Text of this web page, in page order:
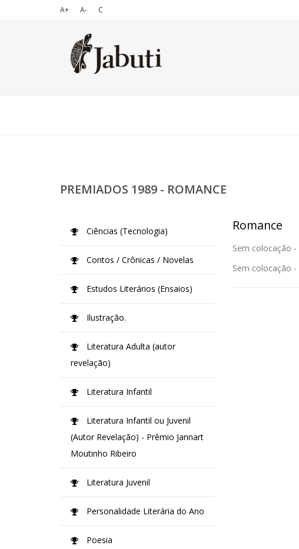
A+ A- C
PREMIADOS 1989 - ROMANCE
Romance
Sem colocação -
Sem colocação -
Ciências (Tecnologia)
Contos / Crônicas / Novelas
Estudos Literários (Ensaios)
Ilustração.
Literatura Adulta (autor
revelação)
Literatura Infantil
Literatura Infantil ou Juvenil
(Autor Revelação) - Prêmio Jannart
Moutinho Ribeiro
Literatura Juvenil
Personalidade Literária do Ano
Poesia